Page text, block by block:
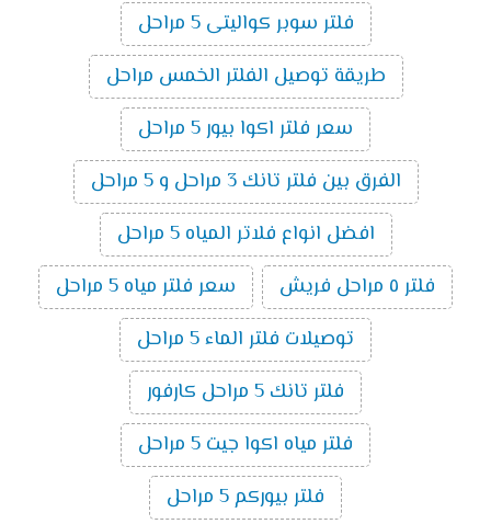
فلتر سوبر كواليتى 5 مراحل
طريقة توصيل الفلتر الخمس مراحل
سعر فلتر اكوا بيور 5 مراحل
الفرق بين فلتر تانك 3 مراحل و 5 مراحل
افضل انواع فلاتر المياه 5 مراحل
فلتر ٥ مراحل فريش
سعر فلتر مياه 5 مراحل
توصيلات فلتر الماء 5 مراحل
فلتر تانك 5 مراحل كارفور
فلتر مياه اكوا جيت 5 مراحل
فلتر بيوركم 5 مراحل